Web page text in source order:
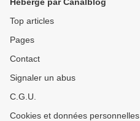
Top articles
Pages
Contact
Signaler un abus
C.G.U.
Cookies et données personnelles